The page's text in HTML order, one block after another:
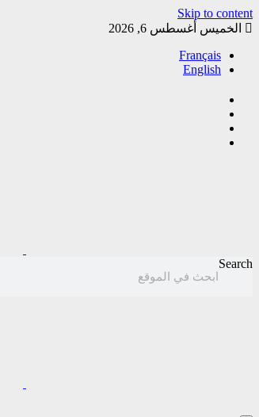
Skip to content
الخميس أغسطس 6, 2026
Français
English
Search